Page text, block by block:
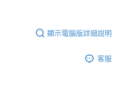
顯示電腦版詳細說明
客服